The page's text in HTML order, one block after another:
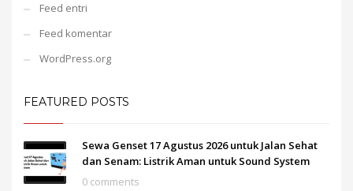
Feed entri
Feed komentar
WordPress.org
FEATURED POSTS
Sewa Genset 17 Agustus 2026 untuk Jalan Sehat
dan Senam: Listrik Aman untuk Sound System
0 comments